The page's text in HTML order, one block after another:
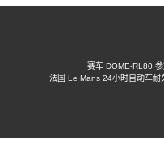
赛车 DOME-RL80 参
法国 Le Mans 24小时自动车耐